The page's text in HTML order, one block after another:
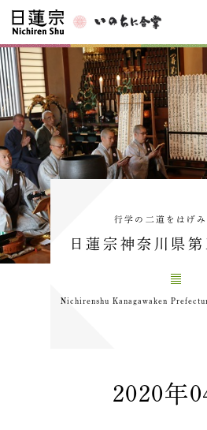
行学の二道をはげ
日蓮宗神奈川県
Nichirenshu Kanagawaken
2020年